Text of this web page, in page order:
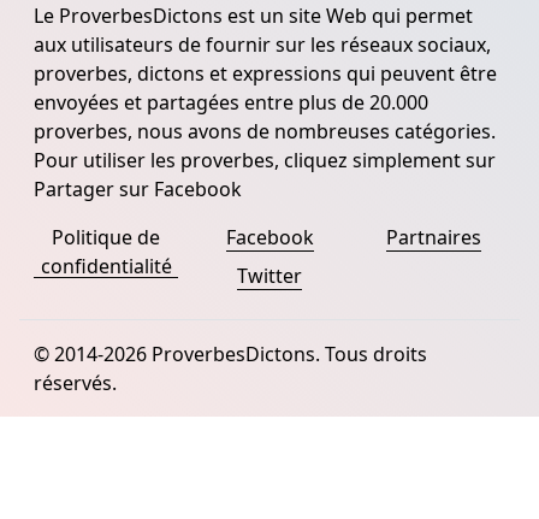
Le ProverbesDictons est un site Web qui permet
aux utilisateurs de fournir sur les réseaux sociaux,
proverbes, dictons et expressions qui peuvent être
envoyées et partagées entre plus de 20.000
proverbes, nous avons de nombreuses catégories.
Pour utiliser les proverbes, cliquez simplement sur
Partager sur Facebook
Politique de
confidentialité
Facebook
Twitter
Partnaires
© 2014-2026 ProverbesDictons. Tous droits
réservés.